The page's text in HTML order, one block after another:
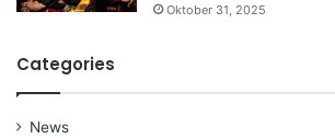
Oktober 31, 2025
Categories
News